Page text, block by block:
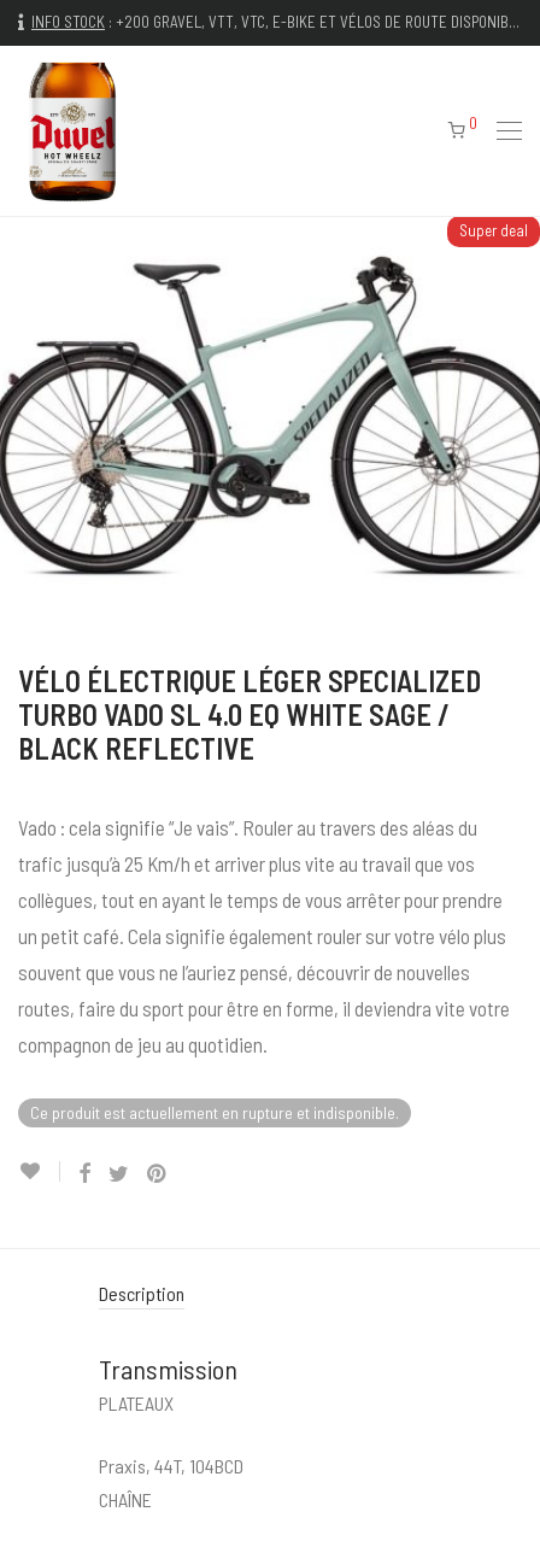
INFO STOCK : +200 GRAVEL, VTT, VTC, E-BIKE ET VÉLOS DE ROUTE DISPONIBLES IMMÉDIATEMENT
0
Super deal
VÉLO ÉLECTRIQUE LÉGER SPECIALIZED
TURBO VADO SL 4.0 EQ WHITE SAGE /
BLACK REFLECTIVE
Vado : cela signifie “Je vais”. Rouler au travers des aléas du
trafic jusqu’à 25 Km/h et arriver plus vite au travail que vos
collègues, tout en ayant le temps de vous arrêter pour prendre
un petit café. Cela signifie également rouler sur votre vélo plus
souvent que vous ne l’auriez pensé, découvrir de nouvelles
routes, faire du sport pour être en forme, il deviendra vite votre
compagnon de jeu au quotidien.
Ce produit est actuellement en rupture et indisponible.
Description
Transmission
PLATEAUX
Praxis, 44T, 104BCD
CHAÎNE